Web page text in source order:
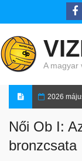
A magyar
2026
Női Ob I:
bronzcsata